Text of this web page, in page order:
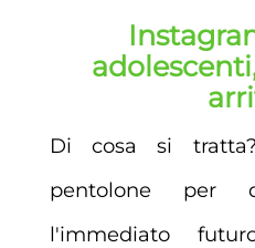
Di cosa si
pentolone per
l'immediato